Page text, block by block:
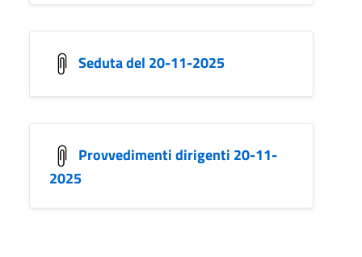
Seduta del 20-11-2025
Provvedimenti dirigenti 20-11-
2025